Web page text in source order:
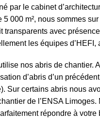
par le cabinet
5 000 m², nous sommes
avec
les équipes d’HEFI,
nos abris de chantier.
d’abris d’un
Sur certains abris nous
de l’ENSA
répondre à